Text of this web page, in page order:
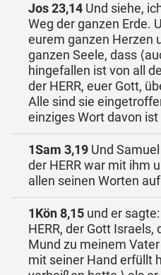
Jos 23,14 Und siehe,
Weg der ganzen Erde.
eurem ganzen Herzen
ganzen Seele, dass
hingefallen ist von all
der HERR, euer Gott,
Alle sind sie
einziges Wort davon
1Sam 3,19 Und
der HERR war mit ihm
allen seinen Worten
1Kön 8,15 und er
HERR, der Gott
Mund zu meinem
mit seiner Hand erfüllt